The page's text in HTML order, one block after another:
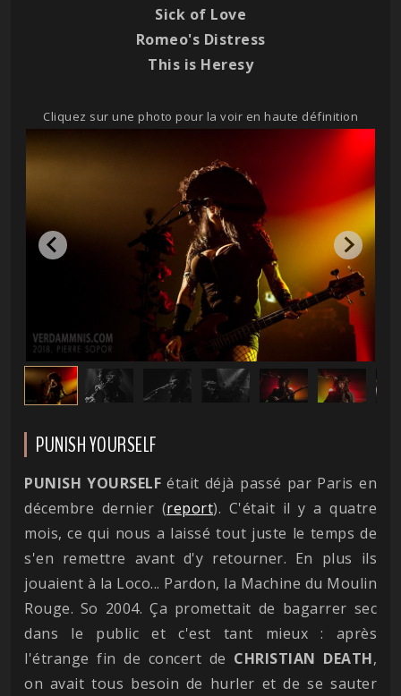
Sick of Love
Romeo's Distress
This is Heresy
Cliquez sur une photo pour la voir en haute définition
PUNISH YOURSELF
PUNISH YOURSELF était déjà passé par Paris en
décembre dernier (report). C'était il y a quatre
mois, ce qui nous a laissé tout juste le temps de
s'en remettre avant d'y retourner. En plus ils
jouaient à la Loco... Pardon, la Machine du Moulin
Rouge. So 2004. Ça promettait de bagarrer sec
dans le public et c'est tant mieux : après
l'étrange fin de concert de CHRISTIAN DEATH,
on avait tous besoin de hurler et de se sauter